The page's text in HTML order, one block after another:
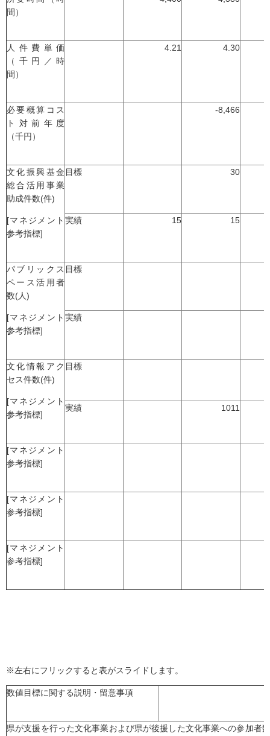
間）
人件費単価
（千円／時
間）
4.21 4.30
必要概算コス
ト対前年度
（千円）
-8,466
文化振興基金
総合活用事業
助成件数(件)
[マネジメント
参考指標]
目標 30
実績 15 15
パブリックス
ペース活用者
数(人)
[マネジメント
参考指標]
目標
実績
文化情報アク
セス件数(件)
[マネジメント
参考指標]
目標
実績 1011
[マネジメント
参考指標]
[マネジメント
参考指標]
[マネジメント
参考指標]
※左右にフリックすると表がスライドします。
数値目標に関する説明・留意事項
県が支援を行った文化事業および県が後援した文化事業への参加者